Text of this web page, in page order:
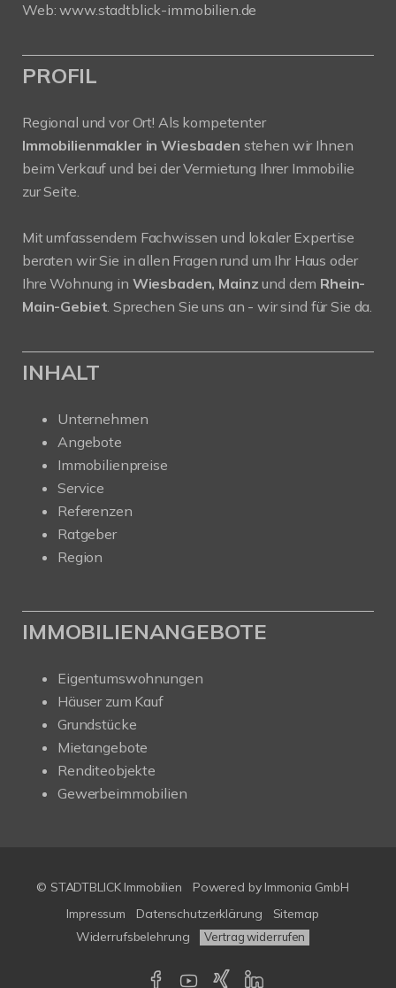
Web:www.stadtblick-immobilien.de
PROFIL
Regional und vor Ort! Als kompetenter
Immobilienmakler in Wiesbaden stehen wir Ihnen
beim Verkauf und bei der Vermietung Ihrer Immobilie
zur Seite.
Mit umfassendem Fachwissen und lokaler Expertise
beraten wir Sie in allen Fragen rund um Ihr Haus oder
Ihre Wohnung in Wiesbaden, Mainzund dem Rhein-
Main-Gebiet. Sprechen Sie uns an - wir sind für Sie da.
INHALT
Unternehmen
Angebote
Immobilienpreise
Service
Referenzen
Ratgeber
Region
IMMOBILIENANGEBOTE
Eigentumswohnungen
Häuser zum Kauf
Grundstücke
Mietangebote
Renditeobjekte
Gewerbeimmobilien
© STADTBLICK Immobilien Powered by Immonia GmbH
Impressum
Datenschutzerklärung
Sitemap
Widerrufsbelehrung
Vertrag widerrufen